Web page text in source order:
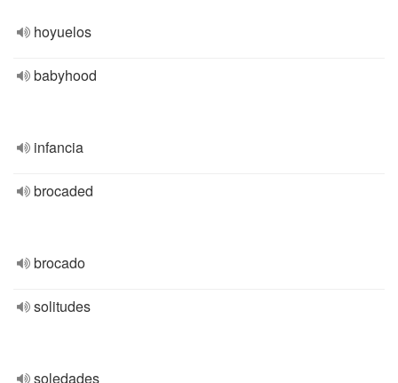
hoyuelos
babyhood
infancia
brocaded
brocado
solitudes
soledades